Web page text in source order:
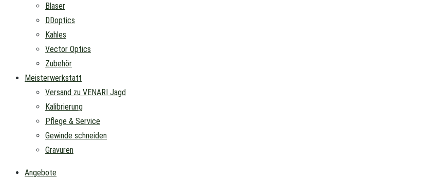
Blaser
DDoptics
Kahles
Vector Optics
Zubehör
Meisterwerkstatt
Versand zu VENARI Jagd
Kalibrierung
Pflege & Service
Gewinde schneiden
Gravuren
Angebote